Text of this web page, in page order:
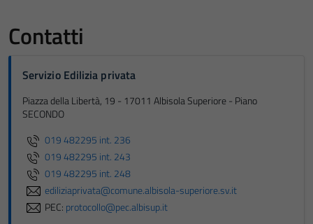
Contatti
Servizio Edilizia privata
Piazza della Libertà, 19 - 17011 Albisola Superiore - Piano
SECONDO
019 482295 int. 236
019 482295 int. 243
019 482295 int. 248
ediliziaprivata@comune.albisola-superiore.sv.it
PEC: protocollo@pec.albisup.it